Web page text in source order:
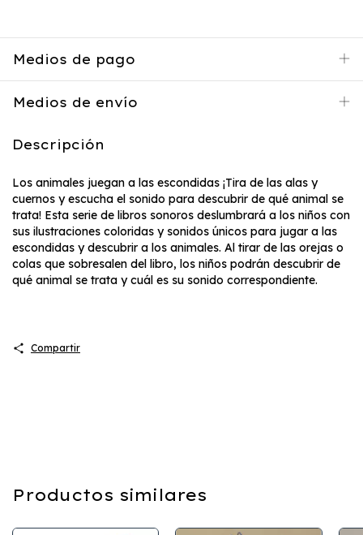
Medios de pago
Medios de envío
Descripción
Los animales juegan a las escondidas ¡Tira de las alas y
cuernos y escucha el sonido para descubrir de qué animal se
trata! Esta serie de libros sonoros deslumbrará a los niños con
sus ilustraciones coloridas y sonidos únicos para jugar a las
escondidas y descubrir a los animales. Al tirar de las orejas o
colas que sobresalen del libro, los niños podrán descubrir de
qué animal se trata y cuál es su sonido correspondiente.
Compartir
Productos similares